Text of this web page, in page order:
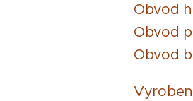
Obvod
Obvod
Obvod